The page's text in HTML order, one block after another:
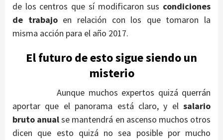
de los centros que sí modificaron sus condiciones
de trabajoen relación con los que tomaron la
misma acción para el año 2017.
El futuro de esto sigue siendo un
misterio
Aunque muchos expertos quizá querrán
aportar que el panorama está claro, y el salario
bruto anualse mantendrá en ascenso muchos otros
dicen que esto quizá no sea posible por mucho